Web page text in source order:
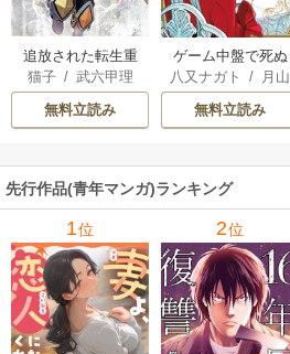
追放された転生重
騎士はゲーム知識
で無双する
猫子/ 武六甲理
じゃいあん
無料立読み
ゲーム中盤で死ぬ
悪役貴族に転生し
たので、外れスキ
ル【テイム】を駆
してみた
八又ナガト /
月山
可也
無料立読み
先行作品(青年マンガ)ランキング
1位 2位